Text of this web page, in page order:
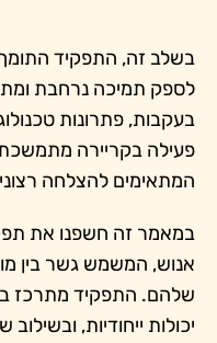
בשלב זה, התפקיד
לספק תמיכה נרחבת
בעקבות, פתרונות
פעילה בקריירה
המתאימים להצלחה
במאמר זה חשפנו את
אנוש, המשמש גשר בין
שלהם. התפקיד מתרכז
יכולות ייחודיות,